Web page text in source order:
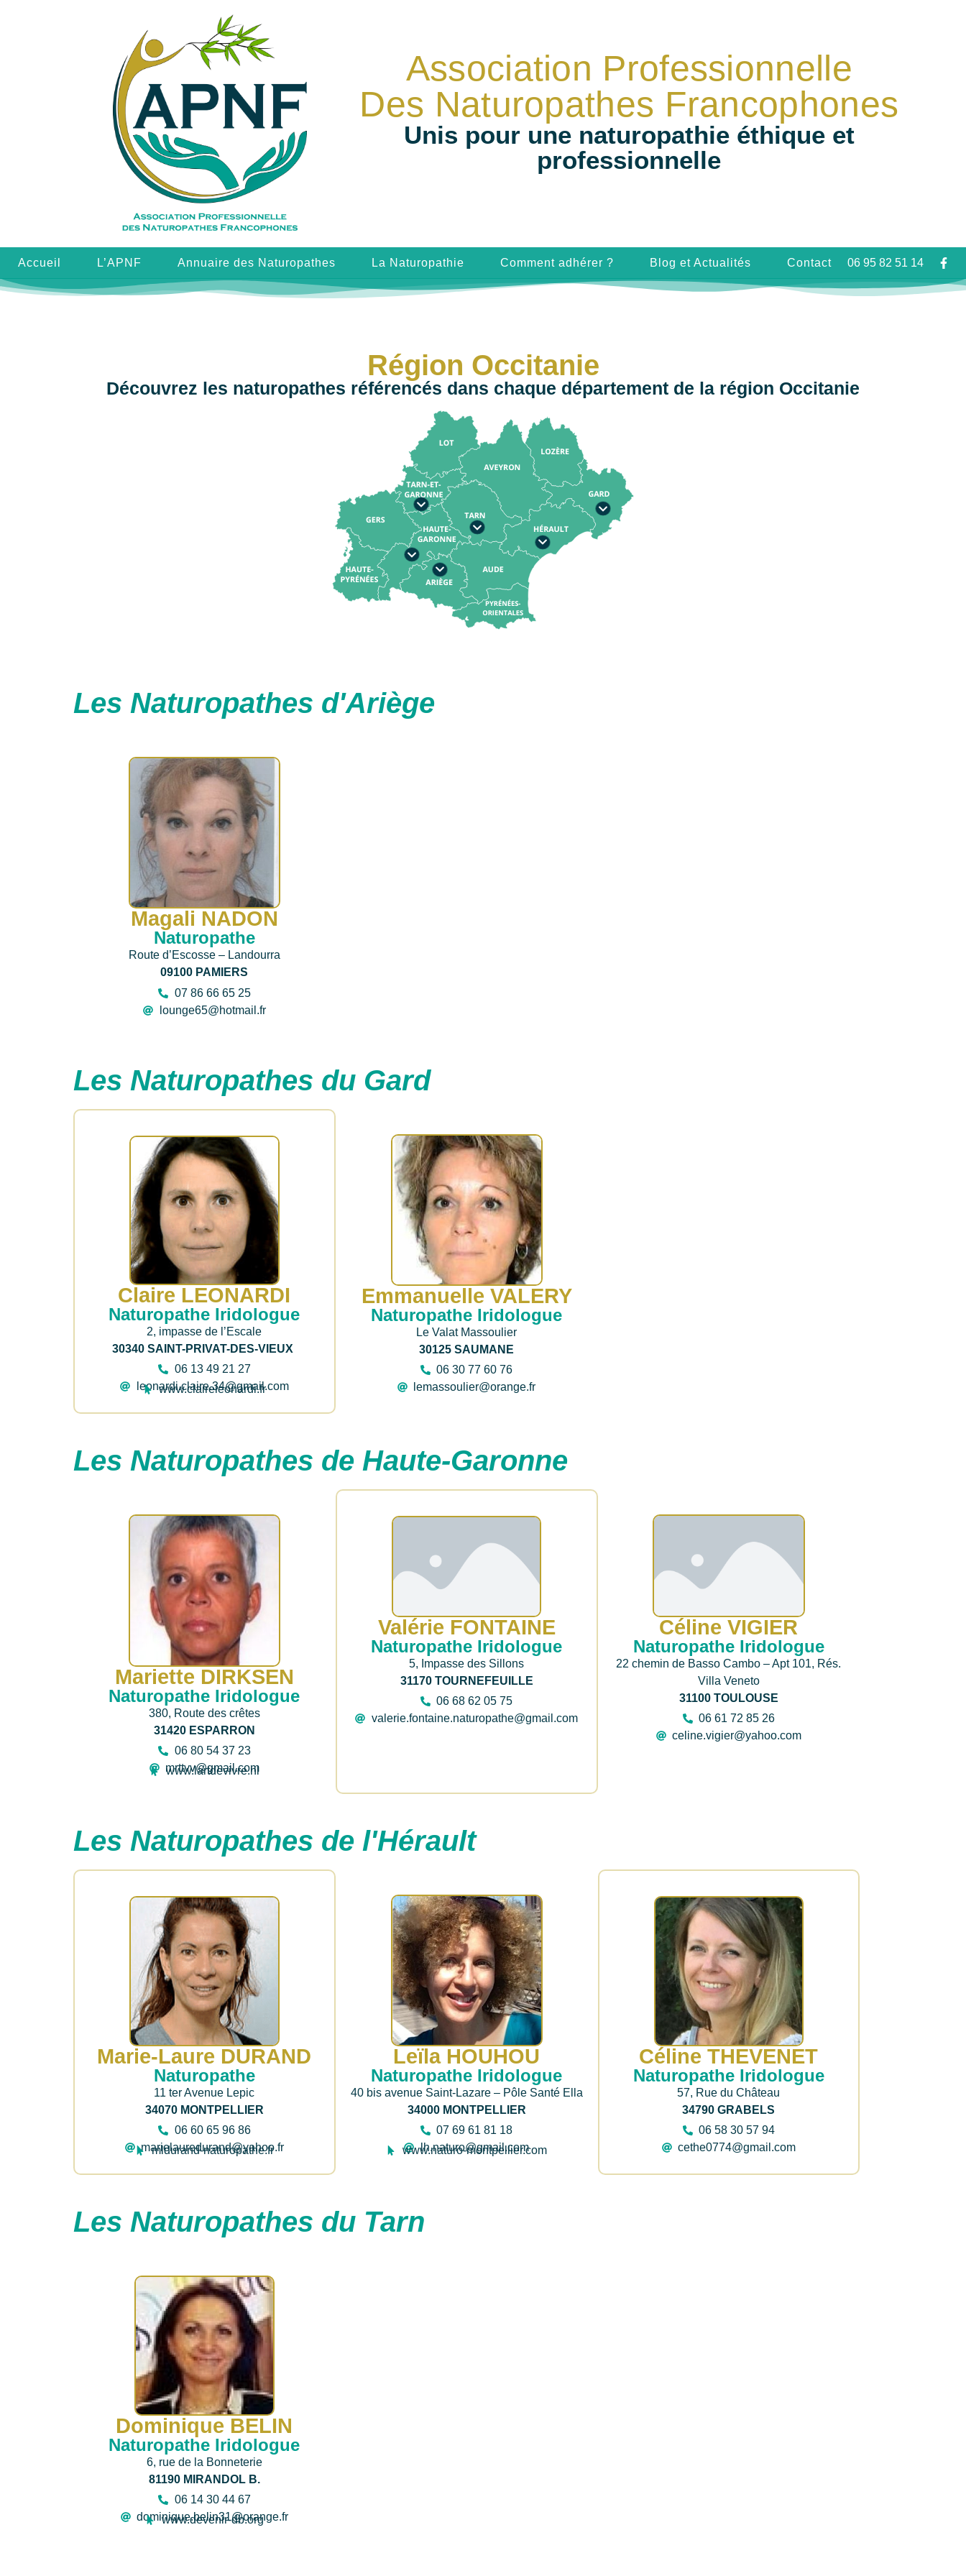
Association Professionnelle
Des Naturopathes Francophones
Unis pour une naturopathie éthique et
professionnelle
Accueil L’APNF Annuaire des Naturopathes La Naturopathie Comment adhérer ? Blog et Actualités Contact 06 95 82 51 14
Région Occitanie
Découvrez les naturopathes référencés dans chaque département de la région Occitanie
Les Naturopathes d'Ariège
Magali NADON
Naturopathe
Route d’Escosse – Landourra
09100 PAMIERS
07 86 66 65 25
lounge65@hotmail.fr
Les Naturopathes du Gard
Claire LEONARDI
Naturopathe Iridologue
2, impasse de l’Escale
30340 SAINT-PRIVAT-DES-VIEUX
06 13 49 21 27
leonardi.claire.34@gmail.com
www.claireleonardi.fr
Emmanuelle VALERY
Naturopathe Iridologue
Le Valat Massoulier
30125 SAUMANE
06 30 77 60 76
lemassoulier@orange.fr
Les Naturopathes de Haute-Garonne
Mariette DIRKSEN
Naturopathe Iridologue
380, Route des crêtes
31420 ESPARRON
06 80 54 37 23
mrttvv@gmail.com
www.lartdevivre.nl
Valérie FONTAINE
Naturopathe Iridologue
5, Impasse des Sillons
31170 TOURNEFEUILLE
06 68 62 05 75
valerie.fontaine.naturopathe@gmail.com
Céline VIGIER
Naturopathe Iridologue
22 chemin de Basso Cambo – Apt 101, Rés.
Villa Veneto
31100 TOULOUSE
06 61 72 85 26
celine.vigier@yahoo.com
Les Naturopathes de l'Hérault
Marie-Laure DURAND
Naturopathe
11 ter Avenue Lepic
34070 MONTPELLIER
06 60 65 96 86
marielauredurand@yahoo.fr
mldurand-naturopathe.fr
Leïla HOUHOU
Naturopathe Iridologue
40 bis avenue Saint-Lazare – Pôle Santé Ella
34000 MONTPELLIER
07 69 61 81 18
lh.naturo@gmail.com
www.naturo-montpellier.com
Céline THEVENET
Naturopathe Iridologue
57, Rue du Château
34790 GRABELS
06 58 30 57 94
cethe0774@gmail.com
Les Naturopathes du Tarn
Dominique BELIN
Naturopathe Iridologue
6, rue de la Bonneterie
81190 MIRANDOL B.
06 14 30 44 67
dominique.belin31@orange.fr
www.devenir-db.org